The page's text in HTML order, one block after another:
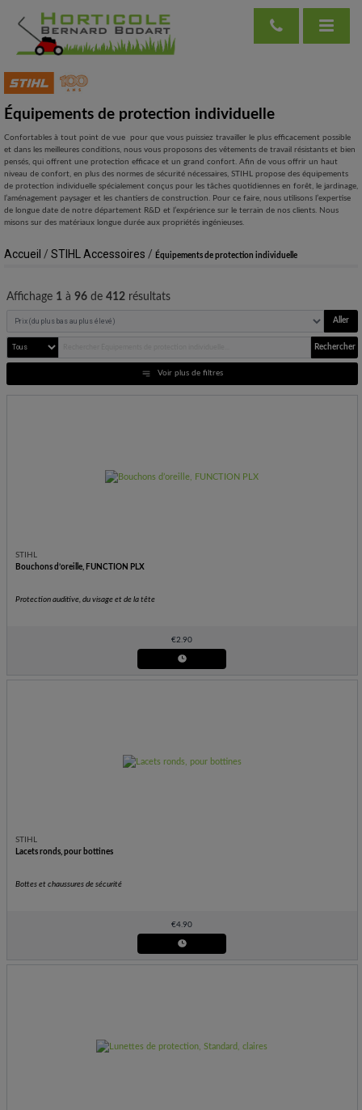
Équipements de protection individuelle
Confortables à tout point de vue pour que vous puissiez travailler le plus efficacement possible
et dans les meilleures conditions, nous vous proposons des vêtements de travail résistants et bien
pensés, qui offrent une protection efficace et un grand confort. Afin de vous offrir un haut
niveau de confort, en plus des normes de sécurité nécessaires, STIHL propose des équipements
de protection individuelle spécialement conçus pour les tâches quotidiennes en forêt, le jardinage,
l’aménagement paysager et les chantiers de construction. Pour ce faire, nous utilisons l’expertise
de longue date de notre département R&D et l’expérience sur le terrain de nos clients. Nous
misons sur des matériaux longue durée aux propriétés ingénieuses.
Accueil / STIHL Accessoires / Équipements de protection individuelle
Affichage 1à 96de 412résultats
Aller
Rechercher
Voir plus de filtres
STIHL
Bouchons d’oreille, FUNCTION PLX
Protection auditive, du visage et de la tête
€2.90
STIHL
Lacets ronds, pour bottines
Bottes et chaussures de sécurité
€4.90